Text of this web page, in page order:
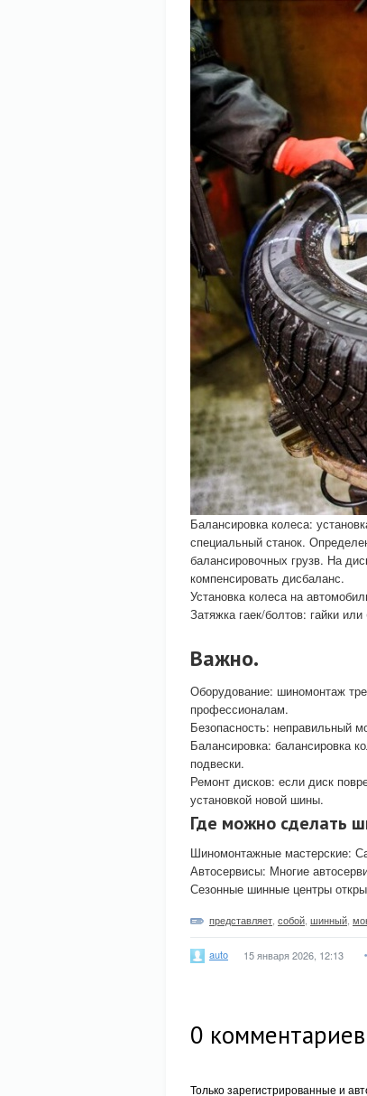
Балансировка колеса:
специальный станок.
балансировочных грузв. На
компенсировать дисбаланс.
Установка колеса на
Затяжка гаек/болтов: гайки
Важно.
Оборудование: шиномонтаж
профессионалам.
Безопасность: неправильный
Балансировка: балансировка
подвески.
Ремонт дисков: если диск
установкой новой шины.
Где можно сделать
Шиномонтажные мастерские:
Автосервисы: Многие
Сезонные шинные центры
представляет собой шинный
auto 15 января 2026, 12:13
0 комментариев
Только зарегистрированные и